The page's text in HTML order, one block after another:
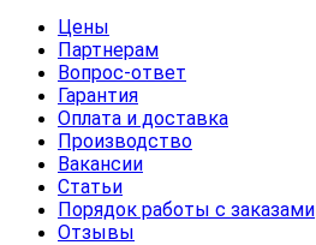
Цены
Партнерам
Вопрос-ответ
Гарантия
Оплата и доставка
Производство
Вакансии
Статьи
Порядок работы с заказами
Отзывы